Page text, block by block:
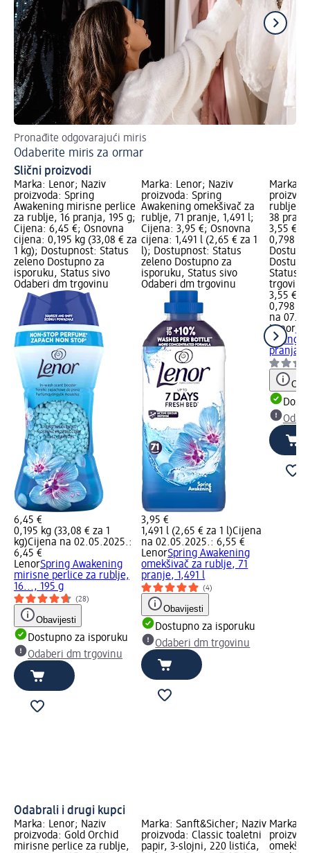
Pronađite odgovarajući miris
Odaberite miris za ormar
Slični proizvodi
Marka: Lenor; Naziv
proizvoda: Spring
Awakening mirisne perlice
za rublje, 16 pranja, 195 g;
Cijena: 6,45 €; Osnovna
cijena: 0,195 kg (33,08 € za
1 kg); Dostupnost: Status
zeleno Dostupno za
isporuku, Status sivo
Odaberi dm trgovinu
6,45 €
0,195 kg (33,08 € za 1
kg)Cijena na 02.05.2025.:
6,45 €
LenorSpring Awakening
mirisne perlice za rublje,
16..., 195 g
(28)
Obavijesti
Dostupno za isporuku
Odaberi dm trgovinu
Marka: Lenor; Naziv
proizvoda: Spring
Awakening omekšivač za
rublje, 71 pranje, 1,491 l;
Cijena: 3,95 €; Osnovna
cijena: 1,491 l (2,65 € za 1
l); Dostupnost: Status
zeleno Dostupno za
isporuku, Status sivo
Odaberi dm trgovinu
3,95 €
1,491 l (2,65 € za 1 l)Cijena
na 02.05.2025.: 6,55 €
LenorSpring Awakening
omekšivač za rublje, 71
pranje, 1,491 l
(4)
Obavijesti
Dostupno za isporuku
Odaberi dm trgovinu
Marka:
rublje –
38
3,55 €;
0,798 l
Status
trgovinu
3,55 €
0,798 l
na
Lenor
Spring
pranja,
Odabrali i drugi kupci
Marka: Lenor; Naziv
proizvoda: Gold Orchid
mirisne perlice za rublje,
Marka: Sanft&Sicher; Naziv
proizvoda: Classic toaletni
papir, 3-slojni, 220 listića,
Marka: